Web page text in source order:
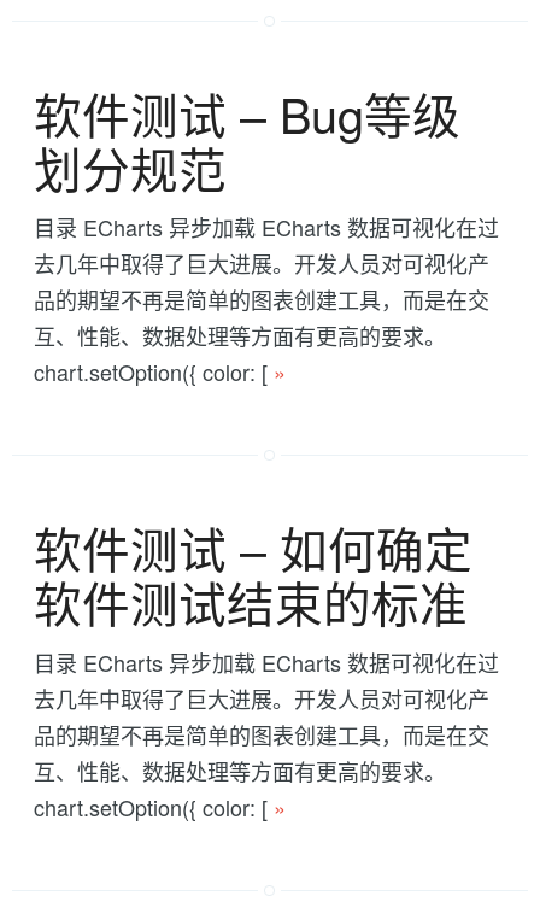
软件测试 -- Bug等级
划分规范
目录 ECharts 异步加载 ECharts 数据可视化在过
去几年中取得了巨大进展。开发人员对可视化产
品的期望不再是简单的图表创建工具，而是在交
互、性能、数据处理等方面有更高的要求。
chart.setOption({ color: [ »
软件测试 -- 如何确定
软件测试结束的标准
目录 ECharts 异步加载 ECharts 数据可视化在过
去几年中取得了巨大进展。开发人员对可视化产
品的期望不再是简单的图表创建工具，而是在交
互、性能、数据处理等方面有更高的要求。
chart.setOption({ color: [ »